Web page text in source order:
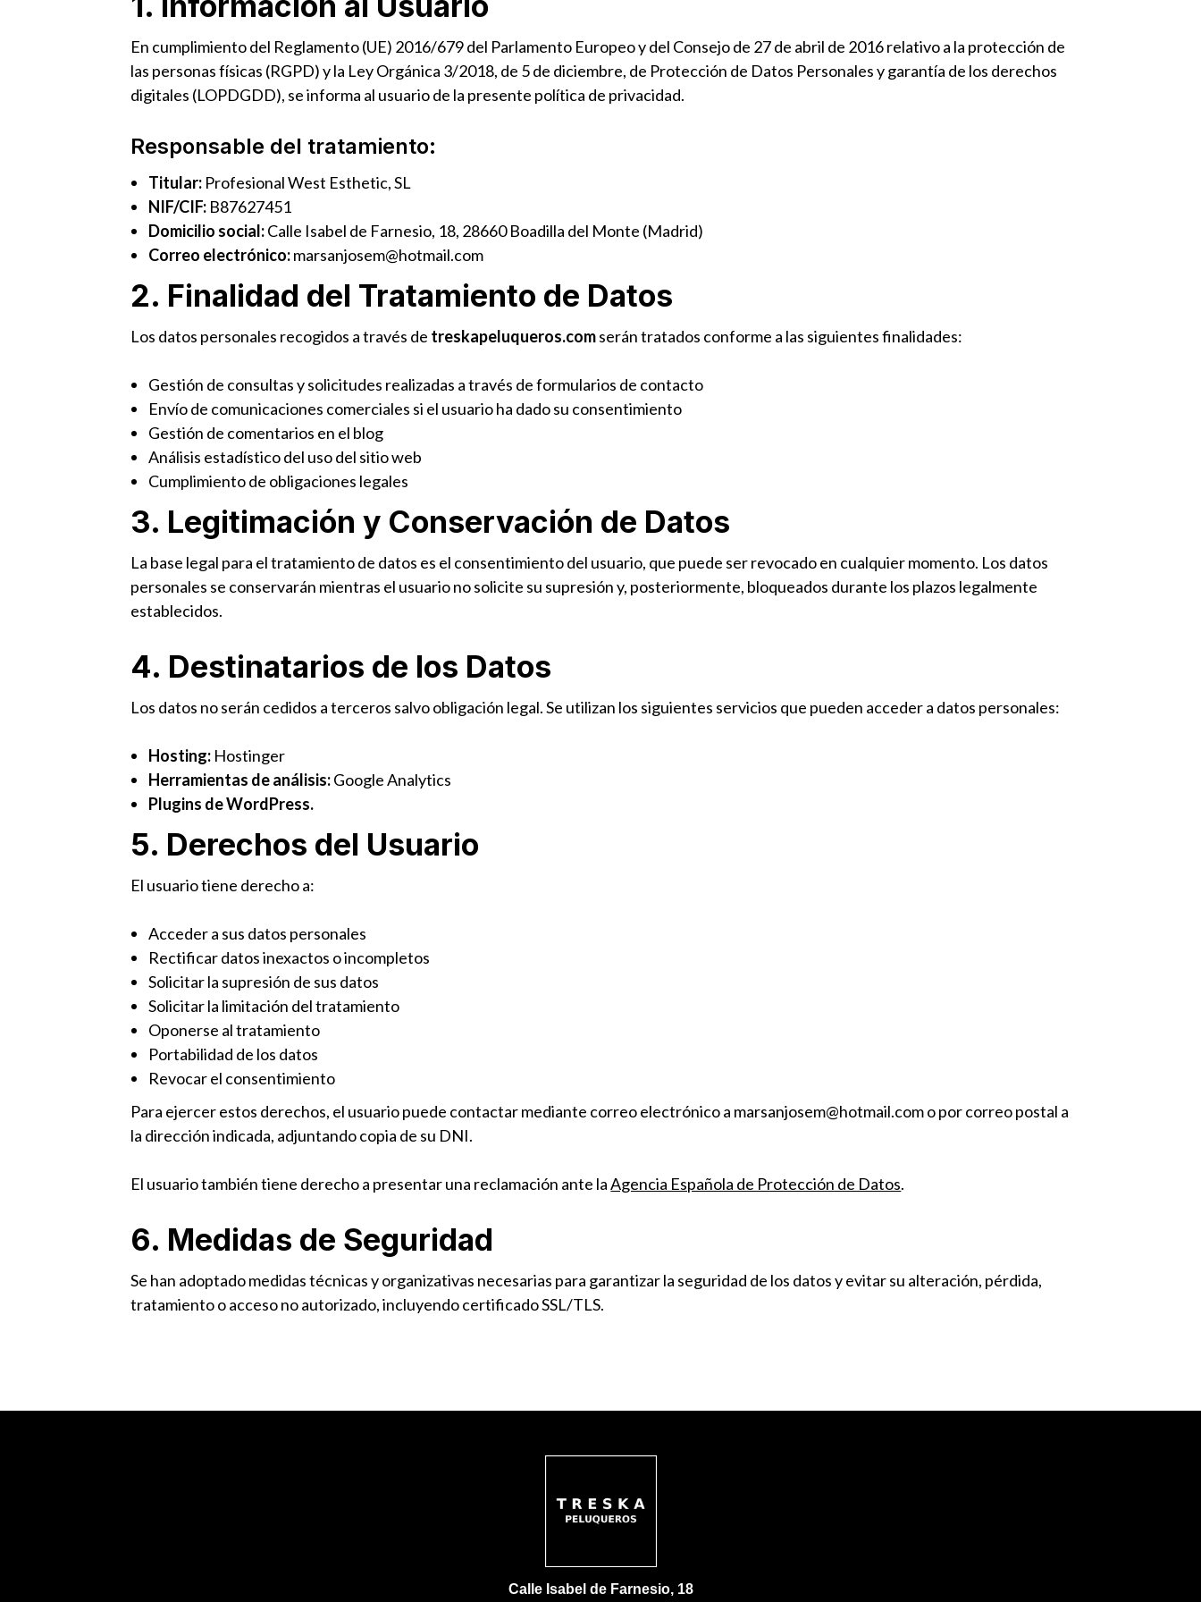
En cumplimiento del Reglamento (UE) 2016/679 del Parlamento Europeo y del Consejo de 27 de abril de 2016 relativo a la protección de
las personas físicas (RGPD) y la Ley Orgánica 3/2018, de 5 de diciembre, de Protección de Datos Personales y garantía de los derechos
digitales (LOPDGDD), se informa al usuario de la presente política de privacidad.
Responsable del tratamiento:
Titular: Profesional West Esthetic, SL
NIF/CIF: B87627451
Domicilio social:Calle Isabel de Farnesio, 18, 28660 Boadilla del Monte (Madrid)
Correo electrónico:marsanjosem@hotmail.com
2. Finalidad del Tratamiento de Datos
Los datos personales recogidos a través de treskapeluqueros.comserán tratados conforme a las siguientes finalidades:
Gestión de consultas y solicitudes realizadas a través de formularios de contacto
Envío de comunicaciones comerciales si el usuario ha dado su consentimiento
Gestión de comentarios en el blog
Análisis estadístico del uso del sitio web
Cumplimiento de obligaciones legales
3. Legitimación y Conservación de Datos
La base legal para el tratamiento de datos es el consentimiento del usuario, que puede ser revocado en cualquier momento. Los datos
personales se conservarán mientras el usuario no solicite su supresión y, posteriormente, bloqueados durante los plazos legalmente
establecidos.
4. Destinatarios de los Datos
Los datos no serán cedidos a terceros salvo obligación legal. Se utilizan los siguientes servicios que pueden acceder a datos personales:
Hosting: Hostinger
Herramientas de análisis:Google Analytics
Plugins de WordPress.
5. Derechos del Usuario
El usuario tiene derecho a:
Acceder a sus datos personales
Rectificar datos inexactos o incompletos
Solicitar la supresión de sus datos
Solicitar la limitación del tratamiento
Oponerse al tratamiento
Portabilidad de los datos
Revocar el consentimiento
Para ejercer estos derechos, el usuario puede contactar mediante correo electrónico a marsanjosem@hotmail.com o por correo postal a
la dirección indicada, adjuntando copia de su DNI.
El usuario también tiene derecho a presentar una reclamación ante laAgencia Española de Protección de Datos.
6. Medidas de Seguridad
Se han adoptado medidas técnicas y organizativas necesarias para garantizar la seguridad de los datos y evitar su alteración, pérdida,
tratamiento o acceso no autorizado, incluyendo certificado SSL/TLS.
Calle Isabel de Farnesio, 18